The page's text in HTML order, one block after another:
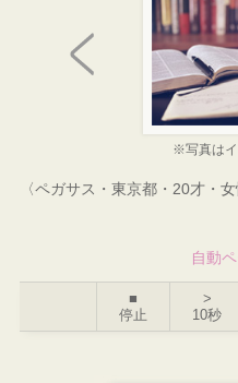
※写真はイ
〈ペガサス・東京都・20才・
自動
■
停止
>
10秒